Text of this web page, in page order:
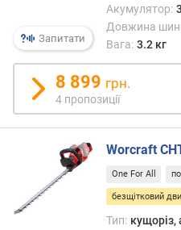
д
о
в
ж
и
и
Запитати
Акумулятор:
Довжина
Вага: 3.2 кг
8 899 грн.
4 пропозиції
Worcraft
One For All
безщітковий
Тип: кущоріз,